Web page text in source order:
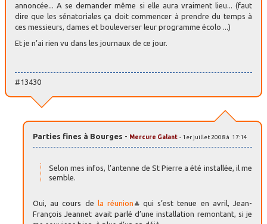
annoncée... A se demander même si elle aura vraiment lieu... (faut
dire que les sénatoriales ça doit commencer à prendre du temps à
ces messieurs, dames et bouleverser leur programme écolo ...)
Et je n’ai rien vu dans les journaux de ce jour.
#13430
Parties fines à Bourges - Mercure Galant - 1er juillet 2008 à 17:14
Selon mes infos, l’antenne de St Pierre a été installée, il me
semble.
Oui, au cours de la réunion
qui s’est tenue en avril, Jean-
François Jeannet avait parlé d’une installation remontant, si je